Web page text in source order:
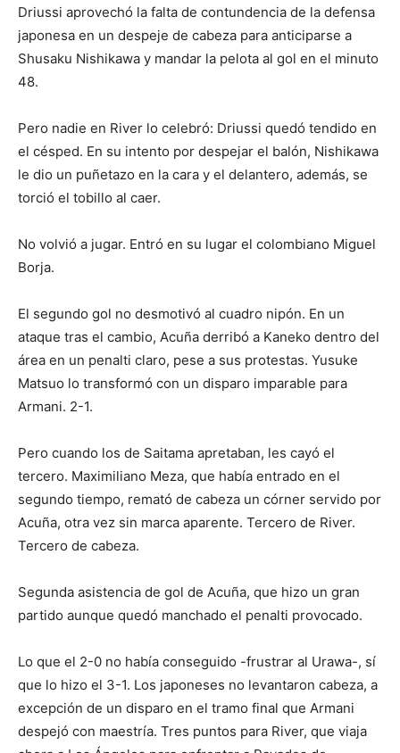
Driussi aprovechó la falta de contundencia de la defensa
japonesa en un despeje de cabeza para anticiparse a
Shusaku Nishikawa y mandar la pelota al gol en el minuto
48.
Pero nadie en River lo celebró: Driussi quedó tendido en
el césped. En su intento por despejar el balón, Nishikawa
le dio un puñetazo en la cara y el delantero, además, se
torció el tobillo al caer.
No volvió a jugar. Entró en su lugar el colombiano Miguel
Borja.
El segundo gol no desmotivó al cuadro nipón. En un
ataque tras el cambio, Acuña derribó a Kaneko dentro del
área en un penalti claro, pese a sus protestas. Yusuke
Matsuo lo transformó con un disparo imparable para
Armani. 2-1.
Pero cuando los de Saitama apretaban, les cayó el
tercero. Maximiliano Meza, que había entrado en el
segundo tiempo, remató de cabeza un córner servido por
Acuña, otra vez sin marca aparente. Tercero de River.
Tercero de cabeza.
Segunda asistencia de gol de Acuña, que hizo un gran
partido aunque quedó manchado el penalti provocado.
Lo que el 2-0 no había conseguido -frustrar al Urawa-, sí
que lo hizo el 3-1. Los japoneses no levantaron cabeza, a
excepción de un disparo en el tramo final que Armani
despejó con maestría. Tres puntos para River, que viaja